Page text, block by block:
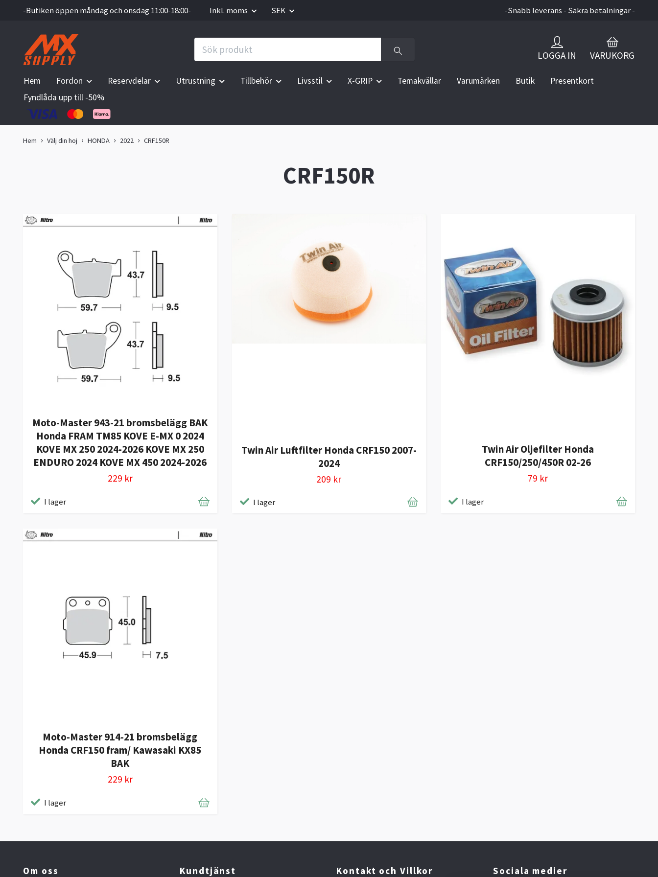
-Butiken öppen måndag och onsdag 11:00-18:00- Inkl. moms SEK -Snabb leverans - Säkra betalningar -
LOGGA IN VARUKORG
Hem Fordon Reservdelar Utrustning Tillbehör Livsstil X-GRIP Temakvällar Varumärken Butik
Presentkort
Fyndlåda upp till -50%
Hem Välj din hoj HONDA 2022 CRF150R
CRF150R
Moto-Master 943-21 bromsbelägg BAK
Honda FRAM TM85 KOVE E-MX 0 2024
KOVE MX 250 2024-2026 KOVE MX 250
ENDURO 2024 KOVE MX 450 2024-2026
229 kr
I lager
Twin Air Luftfilter Honda CRF150 2007-
2024
209 kr
I lager
Twin Air Oljefilter Honda
CRF150/250/450R 02-26
79 kr
I lager
Moto-Master 914-21 bromsbelägg
Honda CRF150 fram/ Kawasaki KX85
BAK
229 kr
I lager
Om oss Kundtjänst Kontakt och Villkor Sociala medier